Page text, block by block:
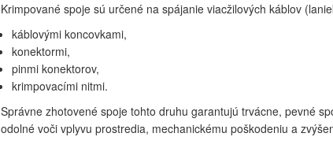
Krimpované spoje sú určené na spájanie viacžilových káblov
káblovými koncovkami,
konektormi,
pinmi konektorov,
krimpovacími nitmi.
Správne zhotovené spoje tohto druhu garantujú trvácne, pevné
odolné voči vplyvu prostredia, mechanickému poškodeniu a